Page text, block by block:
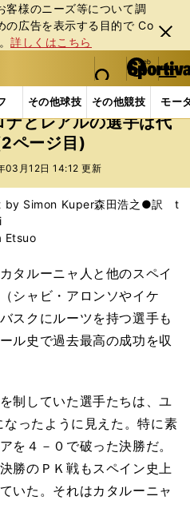
客様のニーズ等について調
の広告を表⽰する⽬的で Co
詳しくはこちら
閉じ
る
web Sportiva (webスポルティーバ)
検索
マイペ
ー
ジ
メニュ
その他球技 その他競技 モー
海外サッカー サイモン・クー
とレアルの選手は代
ページ目)
03月12日 14:12 更新
by Simon Kuper森田浩之●訳 t
タルーニャ人と他のスペイ
シャビ・アロンソやイケ
スクにルーツを持つ選手も
ル史で過去最高の成功を収
制していた選手たちは、ユ
ったように見えた。特に素
を４－０で破った決勝だ。
勝のＰＫ戦もスペイン史上
いた。それはカタルーニャ